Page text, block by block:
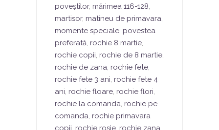
poveștilor, mărimea 116-128,
martisor, matineu de primavara,
momente speciale, povestea
preferată, rochie 8 martie,
rochie copii, rochie de 8 martie,
rochie de zana, rochie fete,
rochie fete 3 ani, rochie fete 4
ani, rochie floare, rochie flori,
rochie la comanda, rochie pe
comanda, rochie primavara
copii, rochie rosie, rochie zana,